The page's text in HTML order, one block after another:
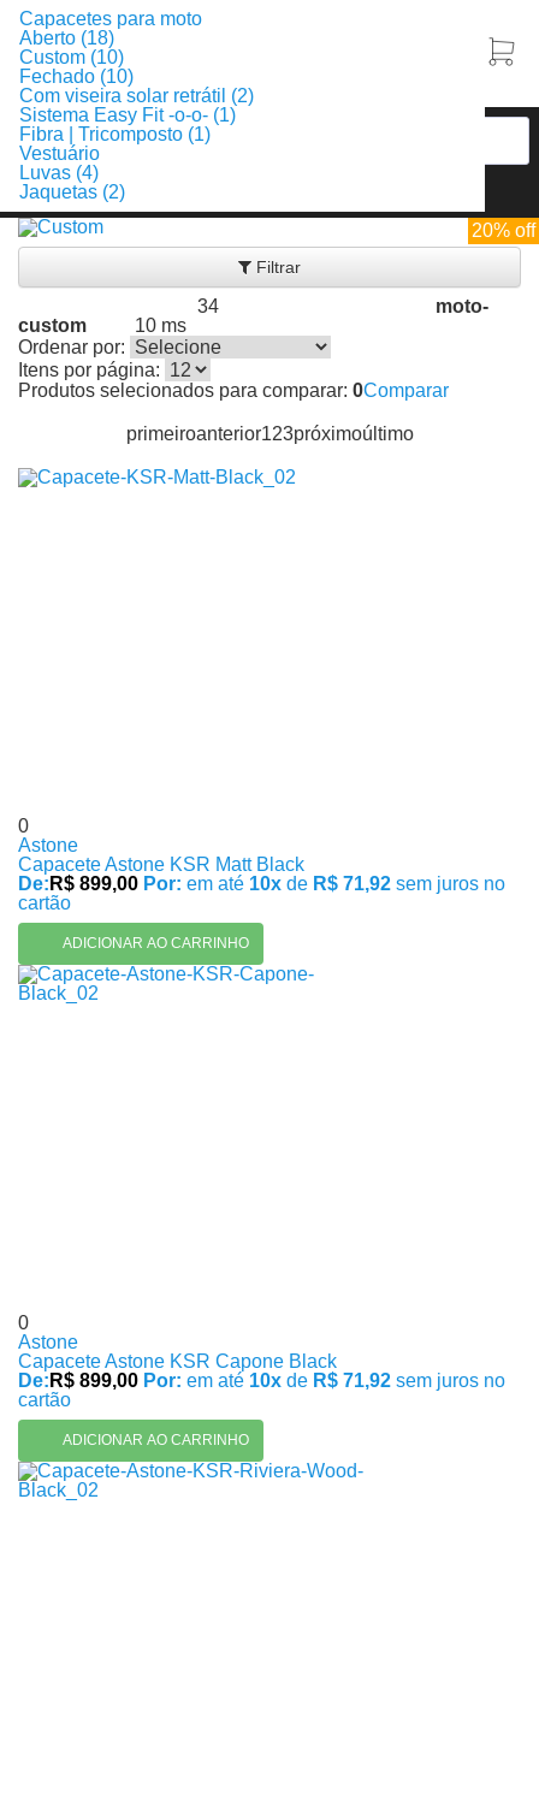
Capacetes para moto
Aberto (18)
Custom (10)
Fechado (10)
Com viseira solar retrátil (2)
Sistema Easy Fit -o-o- (1)
Fibra | Tricomposto (1)
Vestuário
Luvas (4)
Jaquetas (2)
Filtrar
34
moto-
custom
10 ms
Ordenar por:
Itens por página:
Produtos selecionados para comparar: 0Comparar
primeiroanterior123próximoúltimo
20% off
0
Astone
Capacete Astone KSR Matt Black
De: R$ 899,00 Por: em até 10x de R$ 71,92 sem juros no
cartão
ADICIONAR AO CARRINHO
20% off
0
Astone
Capacete Astone KSR Capone Black
De: R$ 899,00 Por: em até 10x de R$ 71,92 sem juros no
cartão
ADICIONAR AO CARRINHO
20% off
20% off